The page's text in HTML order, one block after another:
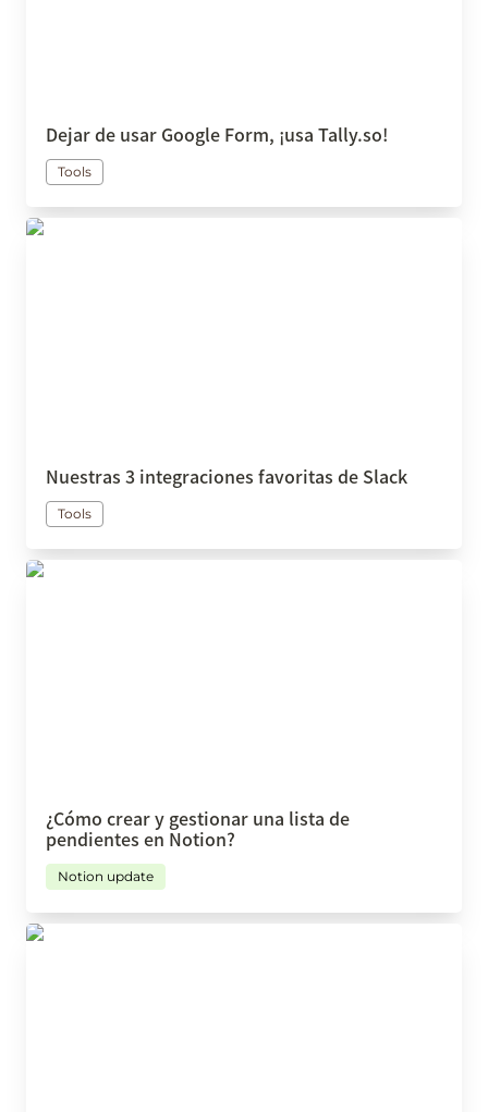
Dejar de usar Google Form, ¡usa Tally.so!
Tools
Nuestras 3 integraciones favoritas de Slack
Nuestras 3 integraciones favoritas de Slack
Tools
¿Cómo crear y gestionar una lista de pendientes
¿Cómo crear y gestionar una lista de
pendientes en Notion?
Notion update
Nuestros 5 KPIs elementales